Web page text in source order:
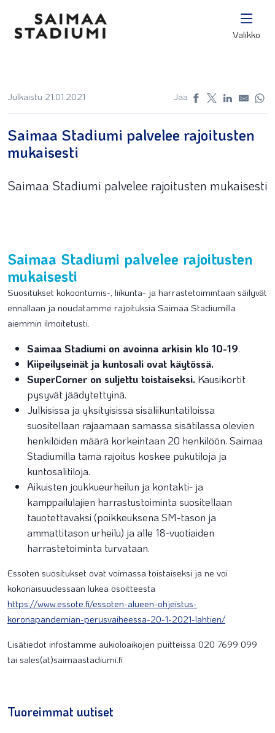
Valikko
Julkaistu 21.01.2021 Jaa
Saimaa Stadiumi palvelee rajoitusten
mukaisesti
Saimaa Stadiumi palvelee rajoitusten mukaisesti
Saimaa Stadiumi palvelee rajoitusten
mukaisesti
Suositukset kokoontumis-, liikunta- ja harrastetoimintaan säilyvät
ennallaan ja noudatamme rajoituksia Saimaa Stadiumilla
aiemmin ilmoitetusti.
Saimaa Stadiumi on avoinna arkisin klo 10-19.
Kiipeilyseinät ja kuntosali ovat käytössä.
SuperCorner on suljettu toistaiseksi. Kausikortit
pysyvät jäädytettyinä.
Julkisissa ja yksityisissä sisäliikuntatiloissa
suositellaan rajaamaan samassa sisätilassa olevien
henkilöiden määrä korkeintaan 20 henkilöön. Saimaa
Stadiumilla tämä rajoitus koskee pukutiloja ja
kuntosalitiloja.
Aikuisten joukkueurheilun ja kontakti- ja
kamppailulajien harrastustoiminta suositellaan
tauotettavaksi (poikkeuksena SM-tason ja
ammattitason urheilu) ja alle 18-vuotiaiden
harrastetoiminta turvataan.
Essoten suositukset ovat voimassa toistaiseksi ja ne voi
kokonaisuudessaan lukea osoitteesta
https://www.essote.fi/essoten-alueen-ohjeistus-
koronapandemian-perusvaiheessa-20-1-2021-lahtien/
Lisätiedot infostamme aukioloaikojen puitteissa 020 7699 099
tai sales(at)saimaastadiumi.fi
Tuoreimmat uutiset